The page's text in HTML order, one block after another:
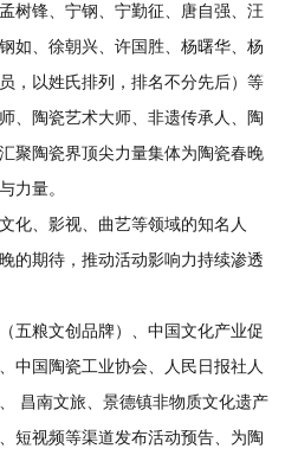
树锋、宁钢、宁勤征、唐自强、汪
如、徐朝兴、许国胜、杨曙华、杨
，以姓氏排列，排名不分先后）等
、陶瓷艺术大师、非遗传承人、陶
聚陶瓷界顶尖力量集体为陶瓷春晚
力量。
化、影视、曲艺等领域的知名人
的期待，推动活动影响力持续渗透
五粮文创品牌）、中国文化产业促
中国陶瓷工业协会、人民日报社人
昌南文旅、景德镇非物质文化遗产
短视频等渠道发布活动预告、为陶